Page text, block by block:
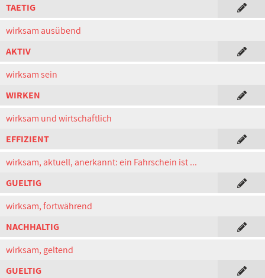
TAETIG
wirksam ausübend
AKTIV
wirksam sein
WIRKEN
wirksam und wirtschaftlich
EFFIZIENT
wirksam, aktuell, anerkannt: ein Fahrschein ist ...
GUELTIG
wirksam, fortwährend
NACHHALTIG
wirksam, geltend
GUELTIG